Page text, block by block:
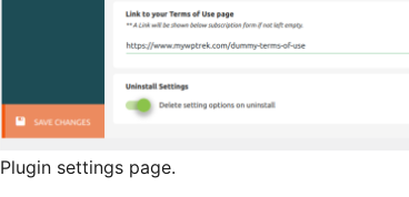
Plugin settings page.